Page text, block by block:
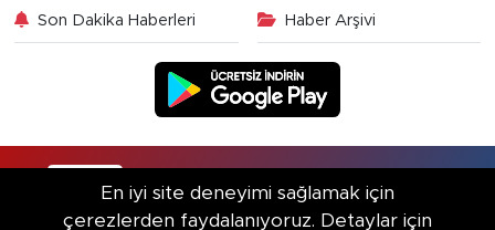
Son Dakika Haberleri Haber Arşivi
En iyi site deneyimi sağlamak için
çerezlerden faydalanıyoruz. Detaylar için